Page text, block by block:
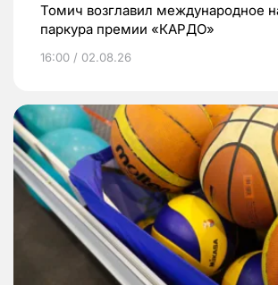
Томич возглавил международное
паркура премии «КАРДО»
16:00 / 02.08.26